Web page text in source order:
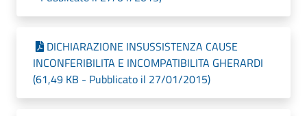
DICHIARAZIONE INSUSSISTENZA CAUSE
INCONFERIBILITA E INCOMPATIBILITA GHERARDI
(61,49 KB - Pubblicato il 27/01/2015)